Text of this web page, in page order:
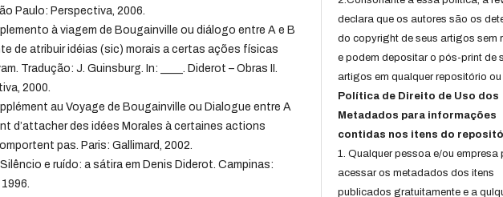
Paulo: Perspectiva, 2006.
à viagem de Bougainville ou diálogo entre A e B
de atribuir idéias (sic) morais a certas ações físicas
Tradução: J. Guinsburg. In: ____. Diderot – Obras II.
2000.
au Voyage de Bougainville ou Dialogue entre A
d’attacher des idées Morales à certaines actions
pas. Paris: Gallimard, 2002.
e ruído: a sátira em Denis Diderot. Campinas:
declara que os autores são os
do copyright de seus artigos sem
e podem depositar o pós-print de
artigos em qualquer repositório ou
Política de Direito de Uso dos
Metadados para informações
contidas nos itens do
1. Qualquer pessoa e/ou empresa
acessar os metadados dos itens
publicados gratuitamente e a